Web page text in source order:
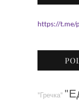
https://t.me/
"Гречка"